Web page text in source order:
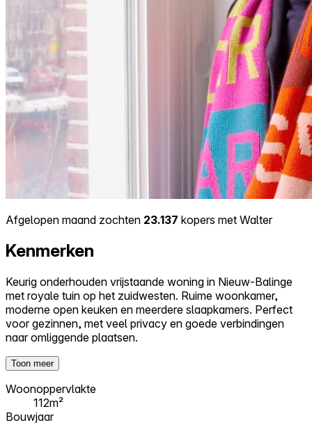
Afgelopen maand zochten 23.137 kopers met Walter
Kenmerken
Keurig onderhouden vrijstaande woning in Nieuw-Balinge
met royale tuin op het zuidwesten. Ruime woonkamer,
moderne open keuken en meerdere slaapkamers. Perfect
voor gezinnen, met veel privacy en goede verbindingen
naar omliggende plaatsen.
Toon meer
Woonoppervlakte
112m²
Bouwjaar